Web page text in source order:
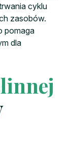
cyklu
zasobów.
pomaga
dla